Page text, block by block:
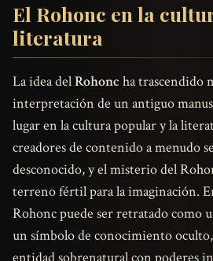
El Rohonc en la
literatura
La idea delRohonc ha trascendido
interpretación de un antiguo
lugar en la cultura popular y la
creadores de contenido a menudo
desconocido, y el misterio del
terreno fértil para la imaginación.
Rohonc puede ser retratado como
un símbolo de conocimiento